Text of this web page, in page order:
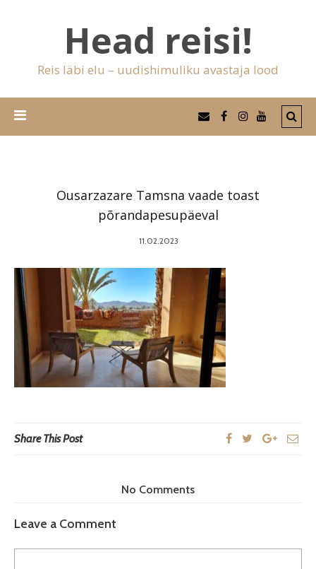
Head reisi!
Reis läbi elu – uudishimuliku avastaja lood
Ousarzazare Tamsna vaade toast
põrandapesupäeval
11.02.2023
Share This Post
No Comments
Leave a Comment